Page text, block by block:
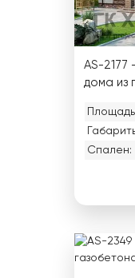
AS-2177
дома из
Спален: